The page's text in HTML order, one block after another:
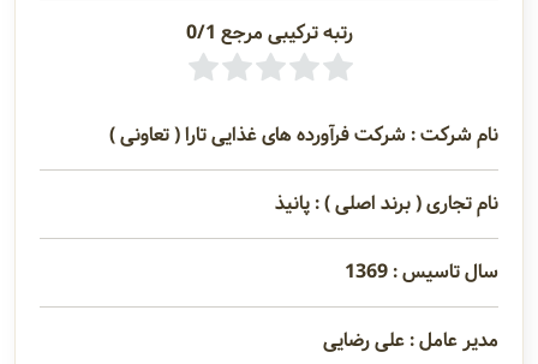
رتبه ترکیبی مرجع 0/1
نام شرکت : شرکت فرآورده های غذایی تارا ( تعاونی )
نام تجاری ( برند اصلی ) : پانیذ
سال تاسیس : 1369
مدیر عامل : علی رضایی